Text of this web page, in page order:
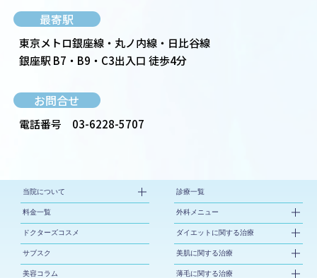
最寄駅
東京メトロ銀座線・丸ノ内線・日比谷線
銀座駅 B7・B9・C3出入口 徒歩4分
お問合せ
電話番号 03-6228-5707
当院について
料金一覧
ドクターズコスメ
サブスク
美容コラム
診療一覧
外科メニュー
ダイエットに関する治療
美肌に関する治療
薄毛に関する治療